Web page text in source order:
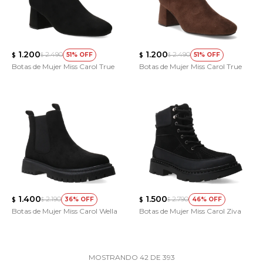
$ 1.200$ 2.490 51
Botas de Mujer Miss Carol True
$ 1.200$ 2.490 51
Botas de Mujer Miss Carol True
$ 1.400$ 2.190 36
Botas de Mujer Miss Carol Wella
$ 1.500$ 2.790 46
Botas de Mujer Miss Carol Ziva
MOSTRANDO 42 DE 393